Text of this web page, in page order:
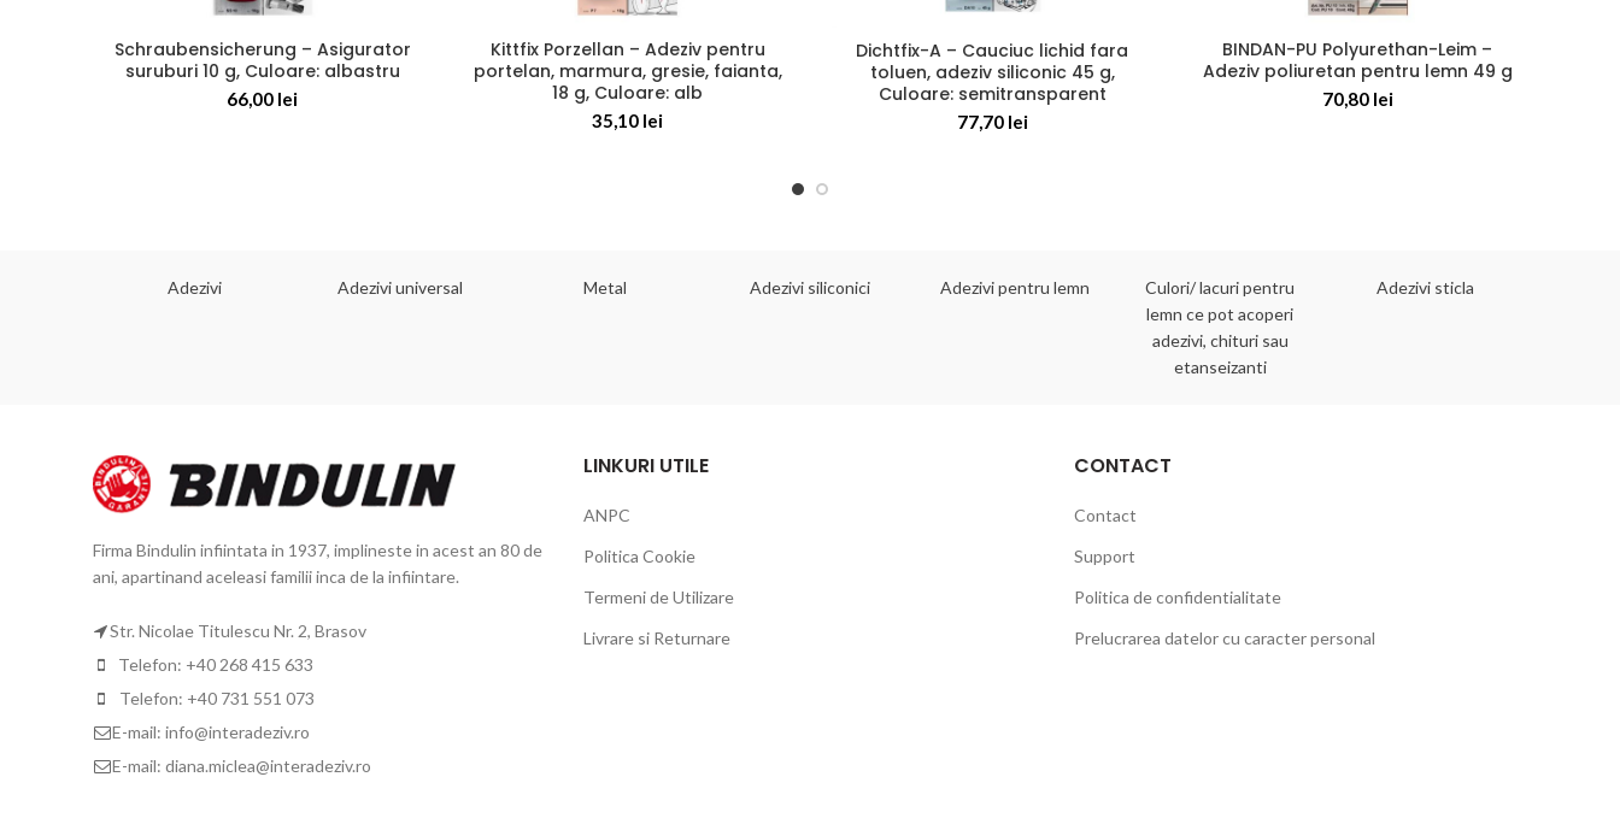
Schraubensicherung – Asigurator
suruburi 10 g, Culoare: albastru
66,00 lei
Kittfix Porzellan – Adeziv pentru
portelan, marmura, gresie, faianta,
18 g, Culoare: alb
35,10 lei
Dichtfix-A – Cauciuc lichid fara
toluen, adeziv siliconic 45 g,
Culoare: semitransparent
77,70 lei
BINDAN-PU Polyurethan-Leim –
Adeziv poliuretan pentru lemn 49 g
70,80 lei
Adezivi Adezivi universal Metal Adezivi siliconici Adezivi pentru lemn
Culori/ lacuri pentru
lemn ce pot acoperi
adezivi, chituri sau
etanseizanti
Adezivi sticla
Firma Bindulin infiintata in 1937, implineste in acest an 80 de
ani, apartinand aceleasi familii inca de la infiintare.
Str. Nicolae Titulescu Nr. 2, Brasov
Telefon: +40 268 415 633
Telefon: +40 731 551 073
E-mail: info@interadeziv.ro
E-mail: diana.miclea@interadeziv.ro
LINKURI UTILE
ANPC
Politica Cookie
Termeni de Utilizare
Livrare si Returnare
CONTACT
Contact
Support
Politica de confidentialitate
Prelucrarea datelor cu caracter personal